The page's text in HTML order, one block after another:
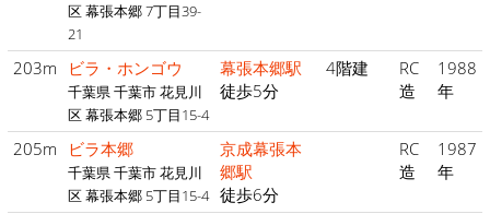
区 幕張本郷 7丁目39-
21
203m ビラ・ホンゴウ
千葉県 千葉市 花見川
区 幕張本郷 5丁目15-4
幕張本郷駅
徒歩5分
4階建
RC
造
1988
年
205m ビラ本郷
千葉県 千葉市 花見川
区 幕張本郷 5丁目15-4
京成幕張本
郷駅
徒歩6分
RC
造
1987
年